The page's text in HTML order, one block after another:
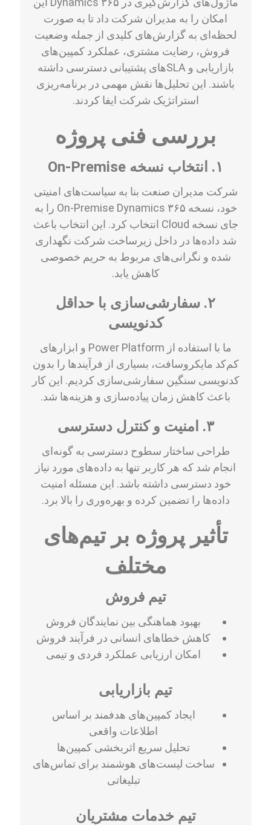
امکان را به مدیران شرکت داد تا به صورت
لحظه‌ای به گزارش‌های کلیدی از جمله وضعیت
فروش، رضایت مشتری، عملکرد کمپین‌های
بازاریابی و SLAهای پشتیبانی دسترسی داشته
باشند. این تحلیل‌ها نقش مهمی در برنامه‌ریزی
استراتژیک شرکت ایفا کردند.
بررسی فنی پروژه
۱. انتخاب نسخه On-Premise
شرکت مدیران صنعت بنا به سیاست‌های امنیتی
خود، نسخه On-Premise Dynamics ۳۶۵ را به
جای نسخه Cloud انتخاب کرد. این انتخاب باعث
شد داده‌ها در داخل زیرساخت شرکت نگهداری
شده و نگرانی‌های مربوط به حریم خصوصی
کاهش یابد.
۲. سفارشی‌سازی با حداقل
کدنویسی
ما با استفاده از Power Platform و ابزارهای
کم‌کد مایکروسافت، بسیاری از فرآیندها را بدون
کدنویسی سنگین سفارشی‌سازی کردیم. این کار
باعث کاهش زمان پیاده‌سازی و هزینه‌ها شد.
۳. امنیت و کنترل دسترسی
طراحی ساختار سطوح دسترسی به گونه‌ای
انجام شد که هر کاربر تنها به داده‌های مورد نیاز
خود دسترسی داشته باشد. این مسئله امنیت
داده‌ها را تضمین کرده و بهره‌وری را بالا برد.
تأثیر پروژه بر تیم‌های
مختلف
تیم فروش
بهبود هماهنگی بین نمایندگان فروش
کاهش خطاهای انسانی در فرآیند فروش
امکان ارزیابی عملکرد فردی و تیمی
تیم بازاریابی
ایجاد کمپین‌های هدفمند بر اساس
اطلاعات واقعی
تحلیل سریع اثربخشی کمپین‌ها
ساخت لیست‌های هوشمند برای تماس‌های
تبلیغاتی
تیم خدمات مشتریان